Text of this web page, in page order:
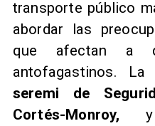
transporte público
abordar las
que afectan a
antofagastinos.
seremi de
Cortés-Monroy,